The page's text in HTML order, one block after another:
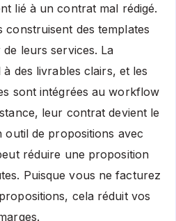
lié à un contrat mal rédigé.
construisent des templates
leurs services. La
des livrables clairs, et les
sont intégrées au workflow
leur contrat devient le
de propositions avec
réduire une proposition
Puisque vous ne facturez
cela réduit vos